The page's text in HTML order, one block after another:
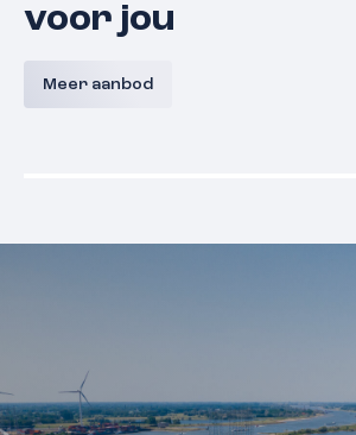
voor jou
Meer aanbod
Bouwnummer 9 A,